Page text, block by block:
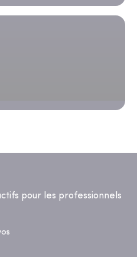
pour les professionnels